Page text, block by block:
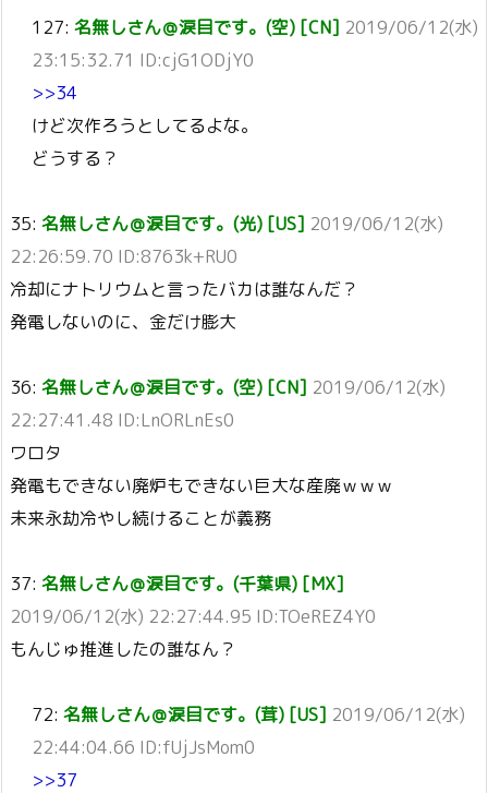
127: 名無しさん＠涙目です。(空) [CN] 2019/06/12(水)
23:15:32.71 ID:cjG1ODjY0
>>34
けど次作ろうとしてるよな。
どうする？
35: 名無しさん＠涙目です。(光) [US] 2019/06/12(水)
22:26:59.70 ID:8763k+RU0
冷却にナトリウムと言ったバカは誰なんだ？
発電しないのに、金だけ膨大
36: 名無しさん＠涙目です。(空) [CN] 2019/06/12(水)
22:27:41.48 ID:LnORLnEs0
ワロタ
発電もできない廃炉もできない巨大な産廃ｗｗｗ
未来永劫冷やし続けることが義務
37: 名無しさん＠涙目です。(千葉県) [MX]
2019/06/12(水) 22:27:44.95 ID:TOeREZ4Y0
もんじゅ推進したの誰なん？
72: 名無しさん＠涙目です。(茸) [US] 2019/06/12(水)
22:44:04.66 ID:fUjJsMom0
>>37